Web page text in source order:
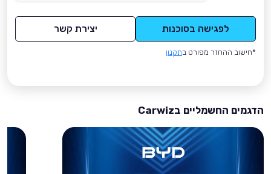
לפגישה בסוכנות יצירת קשר
*חישוב ההחזר מפורט בתקנון
הדגמים החשמליים בCarwiz